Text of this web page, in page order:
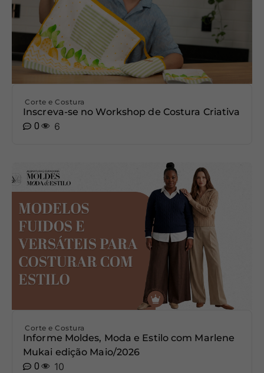
Corte e Costura
Inscreva-se no Workshop de Costura Criativa
0
6
Corte e Costura
Informe Moldes, Moda e Estilo com Marlene
Mukai edição Maio/2026
0
10